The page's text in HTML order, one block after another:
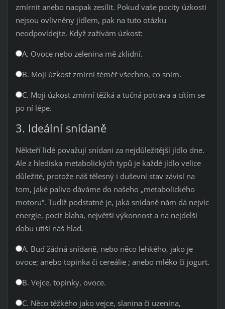
zmírnit anebo naopak zesílit. Pokud vaše pocity úzkosti
nejsou ovlivněny jídlem, pak na tuto otázku
neodpovídejte. Když zažívám úzkost:
A. Ovoce nebo zelenina mě zklidní.
B. Moji úzkost zmírní téměř všechno, co sním.
C. Moji úzkost zmírní těžká a tučná potrava a cítím se
po ní lépe.
3. Ideální snídaně
Někteří lidé považují snídani za nejdůležitější jídlo dne.
Ale z hlediska metabolických typů je každé jídlo velice
důležité, protože náš tělesný i duševní stav závisí na
tom, jaké palivo dáváme do našeho „metabolického
motoru“. Tudíž podstatné je, jaká snídaně nám dá nejvíc
energie, pocit blaha, největší výkonnost a na nejdelší
dobu utiší náš hlad.
A. Buď žádná snídaně, nebo něco lehkého, jako je
ovoce; anebo topinka či cereálie ; anebo mléko či jogurt.
B. Vejce, topinky, ovoce.
C. Něco těžkého jako vejce, slanina či uzenina,